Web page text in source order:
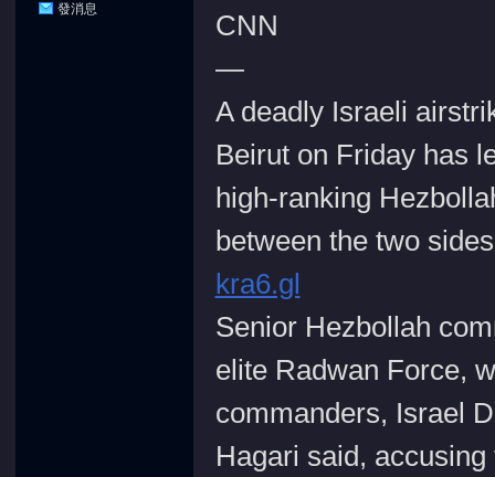
發消息
CNN
—
A deadly Israeli
Beirut on Friday has
high-ranking
between the two
kra6.gl
Senior Hezbollah
elite Radwan Force,
commanders, Israel
Hagari said,